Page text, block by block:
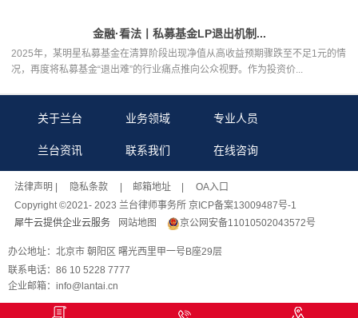
金融·看法丨私募基金LP退出机制...
2025年，某明星私募基金在清算阶段出现净值从高收益预期骤跌至不足1元的情
况，再度将私募基金“退出难”的行业痛点推向公众视野。作为投资价...
关于兰台 业务领域 专业人员
兰台资讯 联系我们 在线咨询
法律声明 | 隐私条款 | 邮箱地址
| OA入口
Copyright ©2021- 2023 兰台律师事务所 京ICP备案13009487号-1
犀牛云提供企业云服务
网站地图 京公网安备11010502043572号
办公地址：北京市 朝阳区 曙光西里甲一号B座29层
联系电话：86 10 5228 7777
企业邮箱：info@lantai.cn